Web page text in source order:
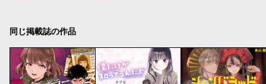
同じ掲載誌の作品